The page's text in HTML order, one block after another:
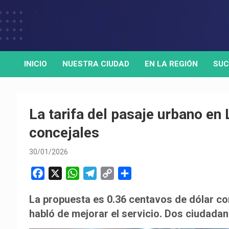
to
HORA32
Medio de comunicación digital
INICIO NUESTRA CIUDAD EN LA REGIÓN
La tarifa del pasaje urbano en
concejales
30/01/2026
c
e
b
W
a
t
s
l
e
g
p
y
L
m
p
a
La propuesta es 0.36 centavos de dólar
habló de mejorar el servicio. Dos